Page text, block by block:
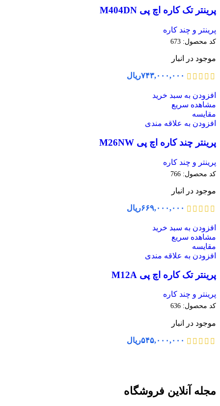
پرینتر تک کاره اچ پی M404DN
پرینتر و چند کاره
کد محصول: 673
موجود در انبار
۷۴۳,۰۰۰,۰۰۰ریال
افزودن به سبد خرید
مشاهده سریع
مقایسه
افزودن به علاقه مندی
پرینتر چند کاره اچ پی M26NW
پرینتر و چند کاره
کد محصول: 766
موجود در انبار
۶۶۹,۰۰۰,۰۰۰ریال
افزودن به سبد خرید
مشاهده سریع
مقایسه
افزودن به علاقه مندی
پرینتر تک کاره اچ پی M12A
پرینتر و چند کاره
کد محصول: 636
موجود در انبار
۵۴۵,۰۰۰,۰۰۰ریال
مجله آنلاین فروشگاه